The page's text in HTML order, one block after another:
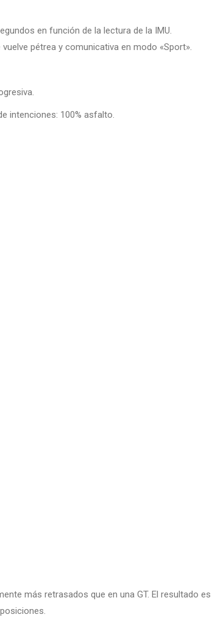
en función de la lectura de la IMU.
pétrea y comunicativa en modo «Sport».
intenciones: 100% asfalto.
más retrasados que en una GT. El resultado